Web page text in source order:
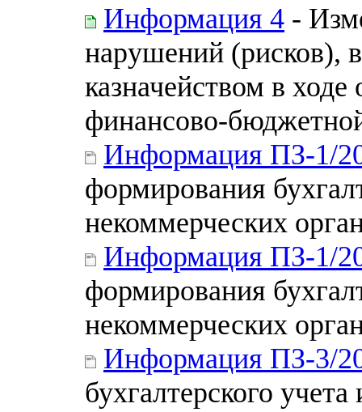
Информация 4 -
нарушений (рисков),
казначейством в
финансово-
Информация ПЗ-1/
формирования
некоммерческих
Информация ПЗ-1/
формирования
некоммерческих
Информация ПЗ-3/
бухгалтерского